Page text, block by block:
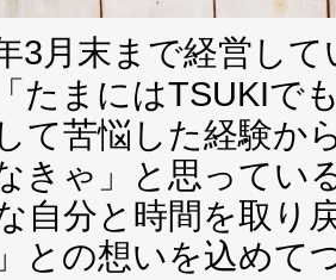
3月末まで経営して
たまにはTSUKIで
て苦悩した経験か
きゃ」と思ってい
自分と時間を取り
との想いを込めて